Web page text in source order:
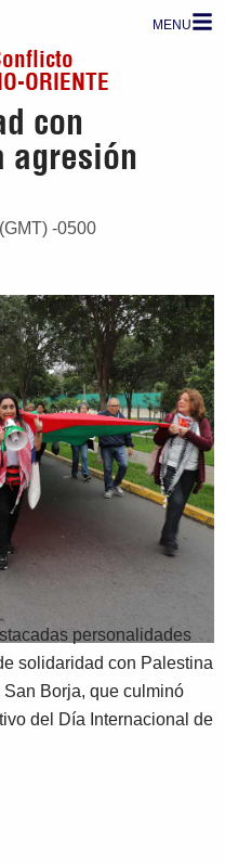
MENU
ORIENTE
con
agresión
-0500
personalidades
solidaridad con Palestina
Borja, que culminó
del Día Internacional de